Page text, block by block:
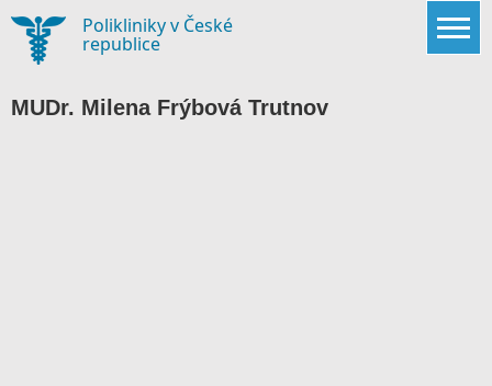
content
Polikliniky v České
republice
MUDr. Milena Frýbová Trutnov